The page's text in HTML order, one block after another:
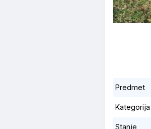
Predmet
Kategorija
Stanje